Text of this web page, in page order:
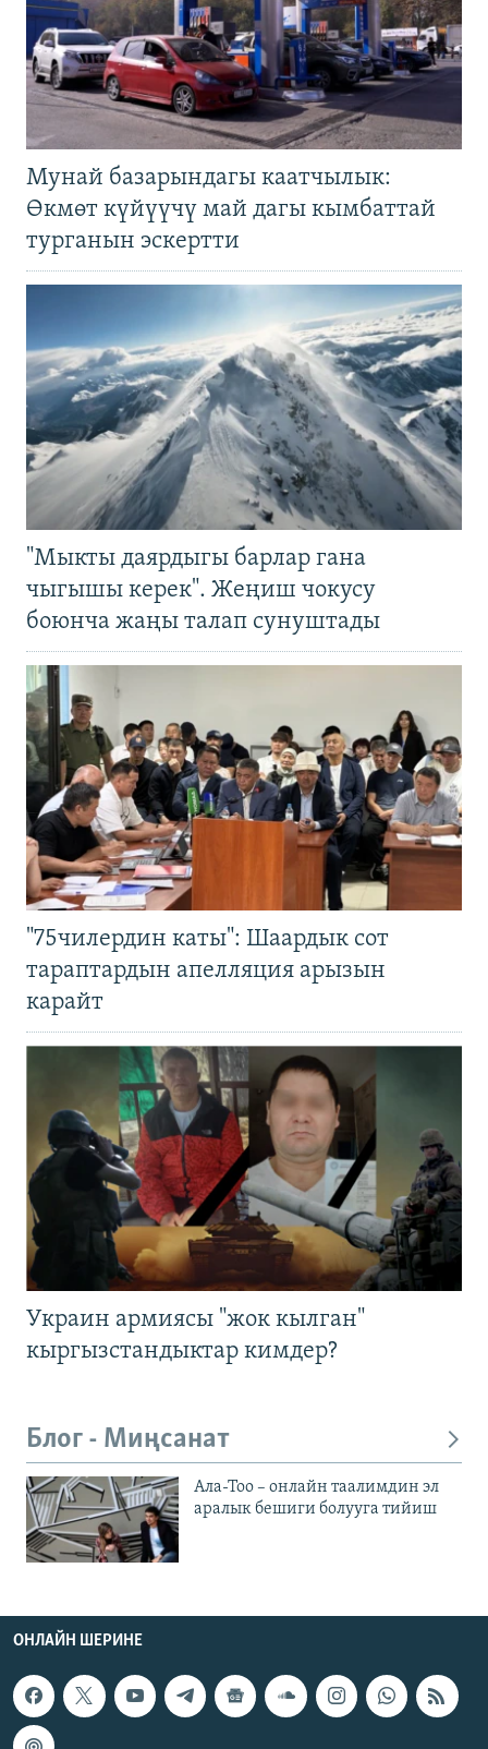
Мунай базарындагы каатчылык:
Өкмөт күйүүчү май дагы кымбаттай
турганын эскертти
"Мыкты даярдыгы барлар гана
чыгышы керек". Жеңиш чокусу
боюнча жаңы талап сунуштады
"75чилердин каты": Шаардык сот
тараптардын апелляция арызын
карайт
Украин армиясы "жок кылган"
кыргызстандыктар кимдер?
Блог - Миңсанат
Ала-Тоо – онлайн таалимдин эл
аралык бешиги болууга тийиш
ОНЛАЙН ШЕРИНЕ